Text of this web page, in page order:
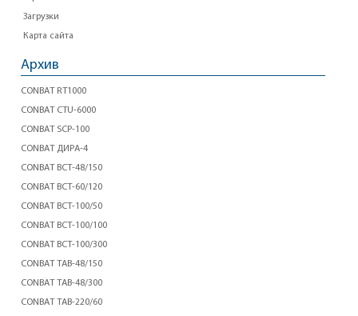
Загрузки
Карта сайта
Архив
CONBAT RT1000
CONBAT CTU-6000
CONBAT SCP-100
CONBAT ДИРА-4
CONBAT BCT-48/150
CONBAT BCT-60/120
CONBAT BCT-100/50
CONBAT BCT-100/100
CONBAT BCT-100/300
CONBAT TAB-48/150
CONBAT TAB-48/300
CONBAT TAB-220/60